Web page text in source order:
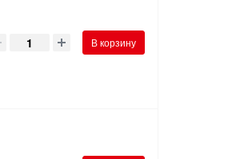
В корзину